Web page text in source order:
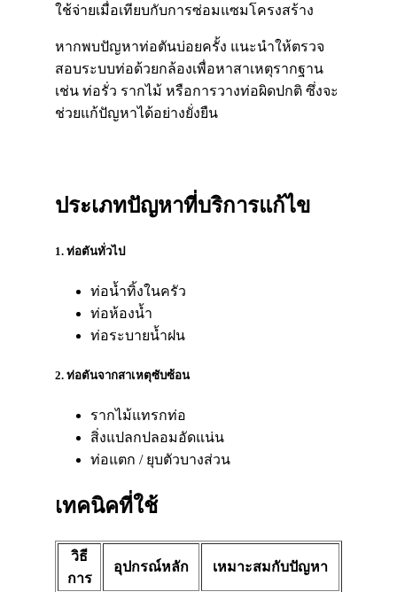
ใช้จ่ายเมื่อเทียบกับการซ่อมแซมโครงสร้าง
หากพบปัญหาท่อตันบ่อยครั้ง แนะนำให้ตรวจ
สอบระบบท่อด้วยกล้องเพื่อหาสาเหตุรากฐาน
เช่น ท่อรั่ว รากไม้ หรือการวางท่อผิดปกติ ซึ่งจะ
ช่วยแก้ปัญหาได้อย่างยั่งยืน
ประเภทปัญหาที่บริการแก้ไข​
1. ท่อตันทั่วไป​
ท่อน้ำทิ้งในครัว
ท่อห้องน้ำ
ท่อระบายน้ำฝน​
2. ท่อตันจากสาเหตุซับซ้อน
รากไม้แทรกท่อ​
สิ่งแปลกปลอมอัดแน่น​
ท่อแตก / ยุบตัวบางส่วน
เทคนิคที่ใช้​
วิธี
การ
อุปกรณ์หลัก เหมาะสมกับปัญหา